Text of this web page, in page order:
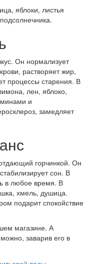
яблоки, листья
Он нормализует
растворяет жир,
процессы старения. В
лен, яблоко,
и
замедляет
горчинкой. Он
сон. В
в любое время. В
хмель, душица.
подарит спокойствие
магазине. А
заварив его в